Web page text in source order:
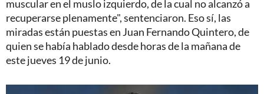
muscular en el muslo izquierdo, de la cual no alcanzó a
recuperarse plenamente", sentenciaron. Eso sí, las
miradas están puestas en Juan Fernando Quintero, de
quien se había hablado desde horas de la mañana de
este jueves 19 de junio.